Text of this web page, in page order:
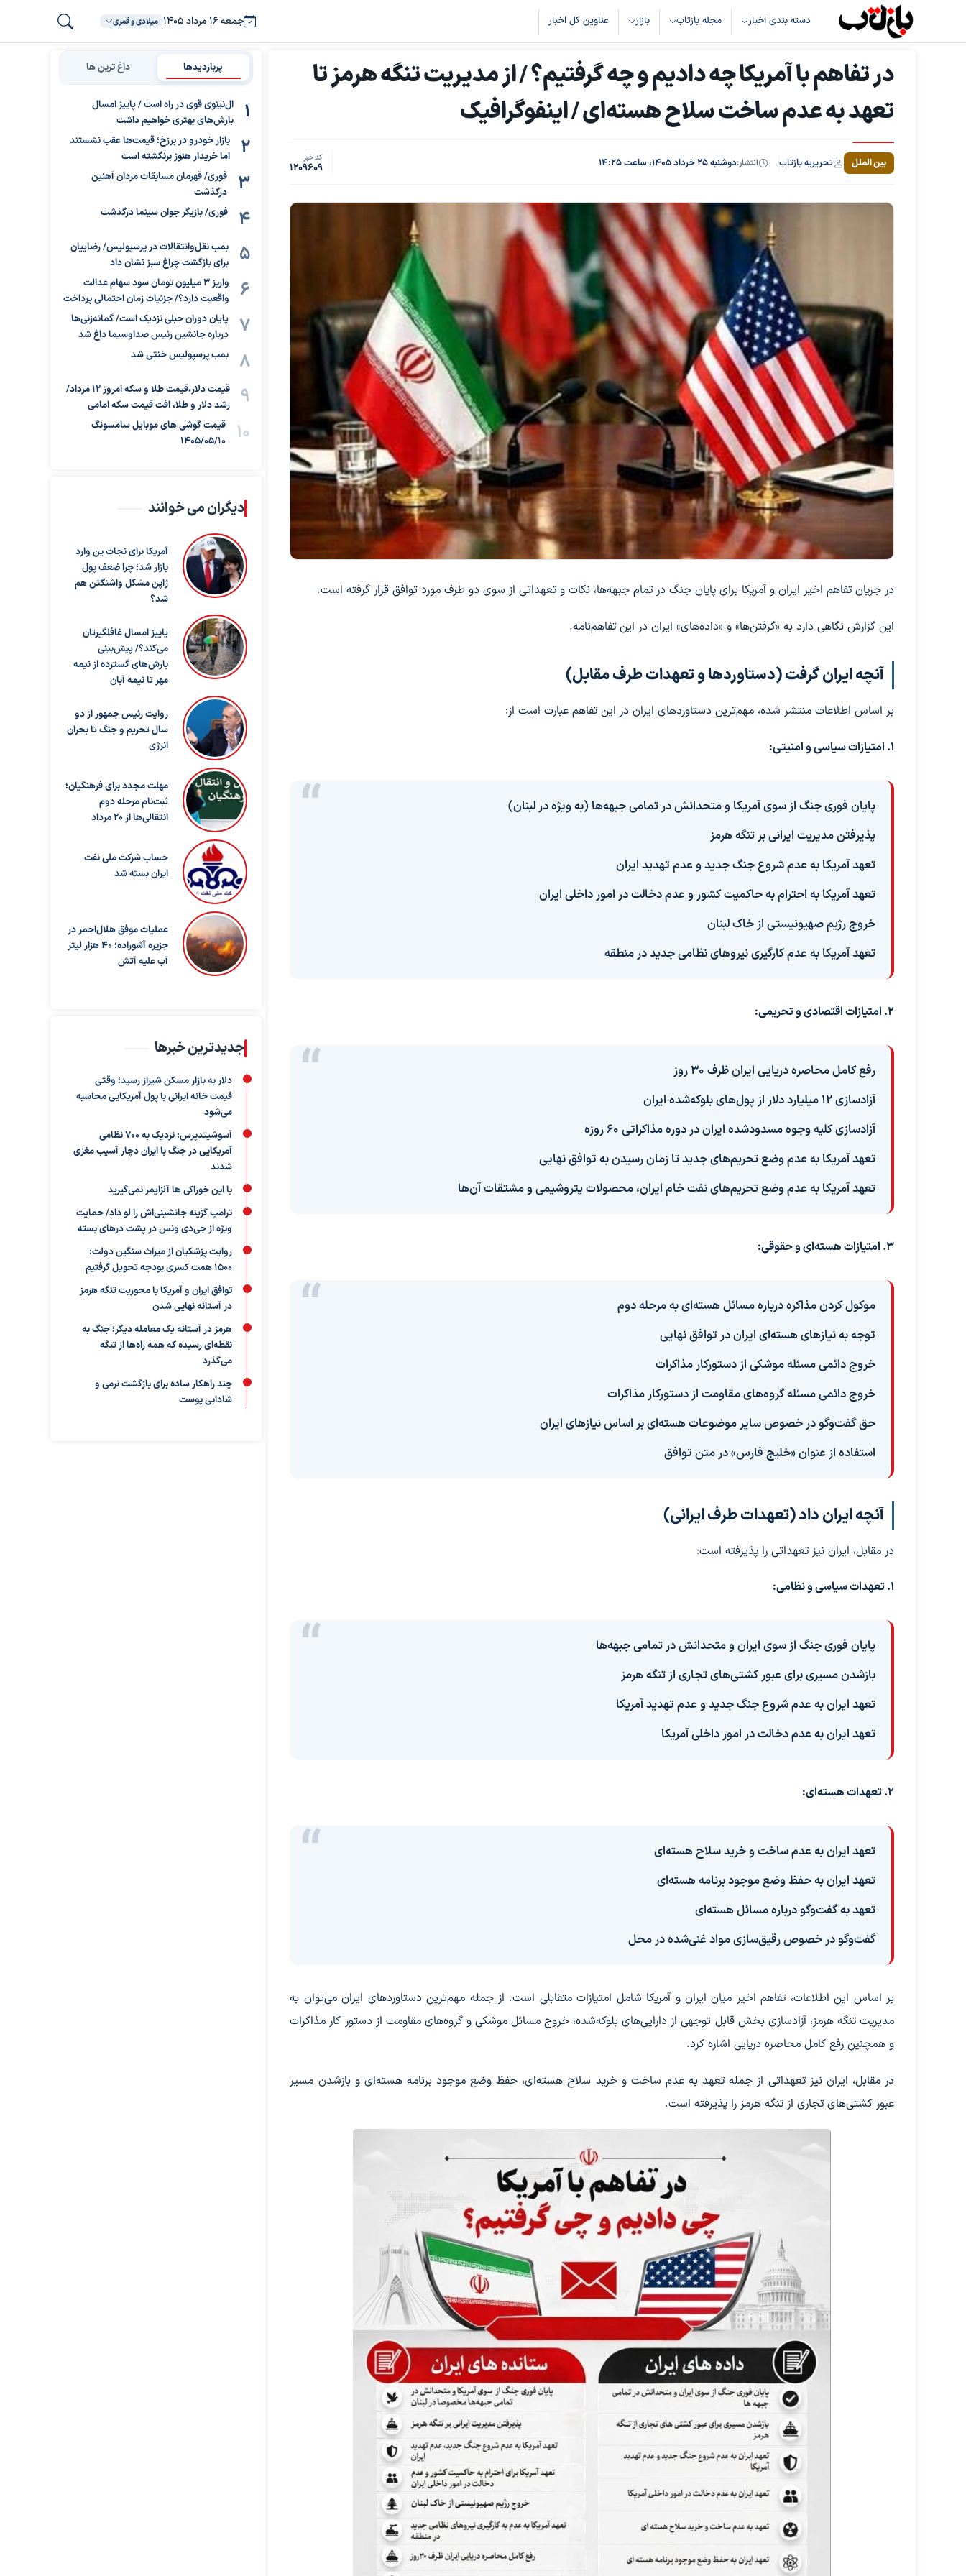
دسته بندی اخبار مجله بازتاب بازار عناوین کل اخبار جمعه ۱۶ مرداد ۱۴۰۵ میلادی و قمری
در تفاهم با آمریکا چه دادیم و چه گرفتیم؟ / از مدیریت تنگه هرمز تا
تعهد به عدم ساخت سلاح هسته‌ای / اینفوگرافیک
بین الملل تحریریه بازتاب انتشار:دوشنبه ۲۵ خرداد ۱۴۰۵، ساعت ۱۴:۲۵ کد خبر
1209609
در جریان تفاهم اخیر ایران و آمریکا برای پایان جنگ در تمام جبهه‌ها، نکات و تعهداتی از سوی دو طرف مورد توافق قرار گرفته است.
این گزارش نگاهی دارد به «گرفتن‌ها» و «داده‌های» ایران در این تفاهم‌نامه.
آنچه ایران گرفت (دستاوردها و تعهدات طرف مقابل)
بر اساس اطلاعات منتشر شده، مهم‌ترین دستاوردهای ایران در این تفاهم عبارت است از:
۱. امتیازات سیاسی و امنیتی:
پایان فوری جنگ از سوی آمریکا و متحدانش در تمامی جبهه‌ها (به ویژه در لبنان)
پذیرفتن مدیریت ایرانی بر تنگه هرمز
تعهد آمریکا به عدم شروع جنگ جدید و عدم تهدید ایران
تعهد آمریکا به احترام به حاکمیت کشور و عدم دخالت در امور داخلی ایران
خروج رژیم صهیونیستی از خاک لبنان
تعهد آمریکا به عدم کارگیری نیروهای نظامی جدید در منطقه
۲. امتیازات اقتصادی و تحریمی:
رفع کامل محاصره دریایی ایران ظرف ۳۰ روز
آزادسازی ۱۲ میلیارد دلار از پول‌های بلوکه‌شده ایران
آزادسازی کلیه وجوه مسدودشده ایران در دوره مذاکراتی ۶۰ روزه
تعهد آمریکا به عدم وضع تحریم‌های جدید تا زمان رسیدن به توافق نهایی
تعهد آمریکا به عدم وضع تحریم‌های نفت خام ایران، محصولات پتروشیمی و مشتقات آن‌ها
۳. امتیازات هسته‌ای و حقوقی:
موکول کردن مذاکره درباره مسائل هسته‌ای به مرحله دوم
توجه به نیازهای هسته‌ای ایران در توافق نهایی
خروج دائمی مسئله موشکی از دستورکار مذاکرات
خروج دائمی مسئله گروه‌های مقاومت از دستورکار مذاکرات
حق گفت‌وگو در خصوص سایر موضوعات هسته‌ای بر اساس نیازهای ایران
استفاده از عنوان «خلیج فارس» در متن توافق
آنچه ایران داد (تعهدات طرف ایرانی)
در مقابل، ایران نیز تعهداتی را پذیرفته است:
۱. تعهدات سیاسی و نظامی:
پایان فوری جنگ از سوی ایران و متحدانش در تمامی جبهه‌ها
بازشدن مسیری برای عبور کشتی‌های تجاری از تنگه هرمز
تعهد ایران به عدم شروع جنگ جدید و عدم تهدید آمریکا
تعهد ایران به عدم دخالت در امور داخلی آمریکا
۲. تعهدات هسته‌ای:
تعهد ایران به عدم ساخت و خرید سلاح هسته‌ای
تعهد ایران به حفظ وضع موجود برنامه هسته‌ای
تعهد به گفت‌وگو درباره مسائل هسته‌ای
گفت‌وگو در خصوص رقیق‌سازی مواد غنی‌شده در محل
بر اساس این اطلاعات، تفاهم اخیر میان ایران و آمریکا شامل امتیازات متقابلی است. از جمله مهم‌ترین دستاوردهای ایران می‌توان به
مدیریت تنگه هرمز، آزادسازی بخش قابل توجهی از دارایی‌های بلوکه‌شده، خروج مسائل موشکی و گروه‌های مقاومت از دستور کار مذاکرات
و همچنین رفع کامل محاصره دریایی اشاره کرد.
در مقابل، ایران نیز تعهداتی از جمله تعهد به عدم ساخت و خرید سلاح هسته‌ای، حفظ وضع موجود برنامه هسته‌ای و بازشدن مسیر
عبور کشتی‌های تجاری از تنگه هرمز را پذیرفته است.
پربازدیدها داغ ترین ها
ال‌نینوی قوی در راه است / پاییز امسال
بارش‌های بهتری خواهیم داشت
بازار خودرو در برزخ؛ قیمت‌ها عقب نشستند
اما خریدار هنوز برنگشته است
فوری/ قهرمان مسابقات مردان آهنین
درگذشت
فوری/ بازیگر جوان سینما درگذشت
بمب نقل‌وانتقالات در پرسپولیس/ رضاییان
برای بازگشت چراغ سبز نشان داد
واریز ۳ میلیون تومان سود سهام عدالت
واقعیت دارد؟/ جزئیات زمان احتمالی پرداخت
پایان دوران جبلی نزدیک است/ گمانه‌زنی‌ها
درباره جانشین رئیس صداوسیما داغ شد
بمب پرسپولیس خنثی شد
قیمت دلار،قیمت طلا و سکه امروز ۱۲ مرداد/
رشد دلار و طلا، افت قیمت سکه امامی
قیمت گوشی های موبایل سامسونگ
1405/05/10
دیگران می خوانند
آمریکا برای نجات ین وارد
بازار شد؛ چرا ضعف پول
ژاپن مشکل واشنگتن هم
شد؟
پاییز امسال غافلگیرتان
می‌کند؟/ پیش‌بینی
بارش‌های گسترده از نیمه
مهر تا نیمه آبان
روایت رئیس جمهور از دو
سال تحریم و جنگ تا بحران
انرژی
مهلت مجدد برای فرهنگیان؛
ثبت‌نام مرحله دوم
انتقالی‌ها از ۲۰ مرداد
حساب‌ شرکت ملی نفت
ایران بسته شد
عملیات موفق هلال‌احمر در
جزیره آشوراده؛ ۴۰ هزار لیتر
آب علیه آتش
جدیدترین خبرها
دلار به بازار مسکن شیراز رسید؛ وقتی
قیمت خانه ایرانی با پول آمریکایی محاسبه
می‌شود
آسوشیتدپرس: نزدیک به ۷۰۰ نظامی
آمریکایی در جنگ با ایران دچار آسیب مغزی
شدند
با این خوراکی ها آلزایمر نمی‌گیرید
ترامپ گزینه جانشینی‌اش را لو داد/ حمایت
ویژه از جی‌دی ونس در پشت درهای بسته
روایت پزشکیان از میراث سنگین دولت:
۱۵۰۰ همت کسری بودجه تحویل گرفتیم
توافق ایران و آمریکا با محوریت تنگه هرمز
در آستانه نهایی شدن
هرمز در آستانه یک معامله دیگر؛ جنگ به
نقطه‌ای رسیده که همه راه‌ها از تنگه
می‌گذرد
چند راهکار ساده برای بازگشت نرمی و
شادابی پوست